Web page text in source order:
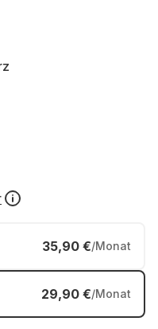
35,90 €/Monat
29,90 €/Monat